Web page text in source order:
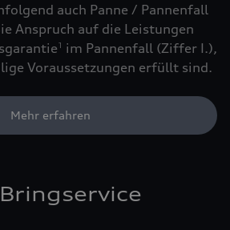
auch Panne / Pannenfall
Anspruch auf die Leistungen
1
im Pannenfall (Ziffer I.),
Voraussetzungen erfüllt sind.
Mehr erfahren